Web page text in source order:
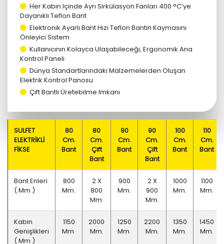
Baskı
Makineleri
Fikseler
Ara
Kurutucular
Diğer
Her Kabin Içinde Ayrı Sirkülasyon Fanları 400 °C’ye
Dayanıklı Teflon Bant
Elektronik Ayarlı Bant Hızı Teflon Bantın Kaymasını
Önleyici Sistem
Kullanıcının Kolayca Ulaşabileceği, Ergonomik Ana
Kontrol Paneli
Dünya Standartlarındaki Malzemelerden Oluşan
Elektrik Kontrol Panosu
Çift Bantlı Üretebilme Imkanı
SULFET
ELEKTRİKLİ
FİKSE
80
Cm.
Bant
80
Cm.
Çift
Bant
90
Cm.
Bant
90
Cm.
Çift
Bant
100
Cm.
Bant
110
Cm.
Bant
Bant Enleri
( Mm )
800
Mm.
2 X
800
Mm.
900
Mm.
2 X
900
Mm.
1000
Mm.
1100
Mm.
Kabin
Genişlikleri
( Mm )
1150
Mm.
2000
Mm.
1250
Mm.
2200
Mm.
1350
Mm.
1450
Mm.